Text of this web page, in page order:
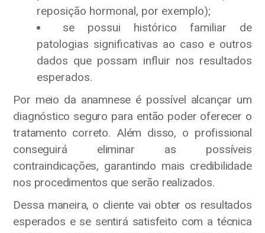
reposição hormonal, por exemplo);
se possui histórico familiar de
patologias significativas ao caso e outros
dados que possam influir nos resultados
esperados.
Por meio da anamnese é possível alcançar um
diagnóstico seguro para então poder oferecer o
tratamento correto. Além disso, o profissional
conseguirá eliminar as possíveis
contraindicações, garantindo mais credibilidade
nos procedimentos que serão realizados.
Dessa maneira, o cliente vai obter os resultados
esperados e se sentirá satisfeito com a técnica